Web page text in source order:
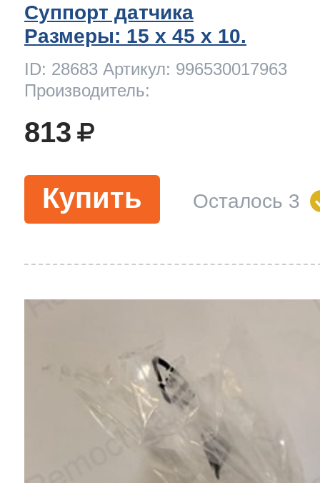
Суппорт датчика
Размеры: 15 x 45 х 10.
ID: 28683 Артикул: 996530017963
Производитель:
813
Купить Осталось 3